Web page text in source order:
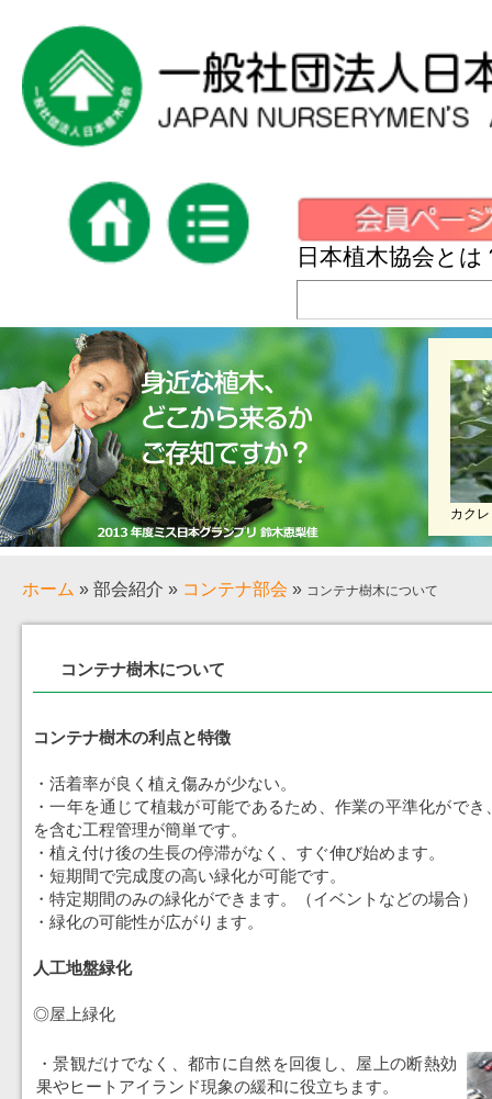
日本植木協会とは
カク
ホーム » 部会紹介 » コンテナ部会 » コンテナ樹木について
コンテナ樹木について
コンテナ樹木の利点と特徴
・活着率が良く植え傷みが少ない。
・一年を通じて植栽が可能であるため、作業の平準化がで
を含む工程管理が簡単です。
・植え付け後の生長の停滞がなく、すぐ伸び始めます。
・短期間で完成度の高い緑化が可能です。
・特定期間のみの緑化ができます。（イベントなどの場合）
・緑化の可能性が広がります。
人工地盤緑化
◎屋上緑化
・景観だけでなく、都市に自然を回復し、屋上の断熱効
果やヒートアイランド現象の緩和に役立ちます。